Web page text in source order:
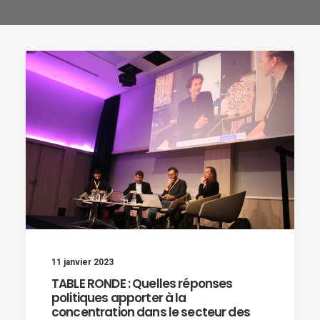
11 janvier 2023
TABLE RONDE : Quelles réponses
politiques apporter à la
concentration dans le secteur des